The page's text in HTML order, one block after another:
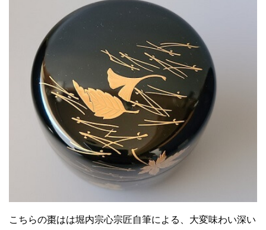
こちらの棗はは堀内宗心宗匠自筆による、大変味わい深い